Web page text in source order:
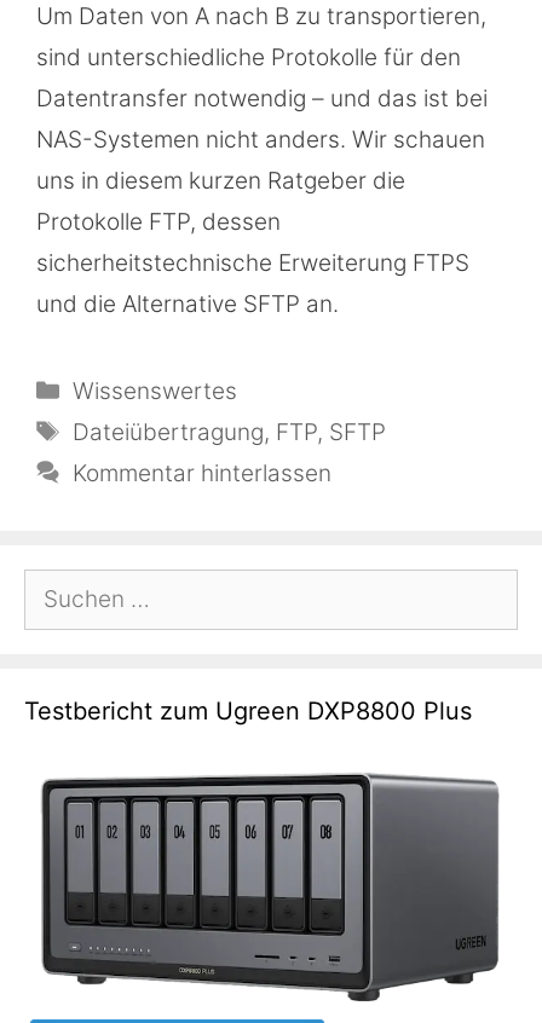
Um Daten von A nach B zu transportieren,
sind unterschiedliche Protokolle für den
Datentransfer notwendig – und das ist bei
NAS-Systemen nicht anders. Wir schauen
uns in diesem kurzen Ratgeber die
Protokolle FTP, dessen
sicherheitstechnische Erweiterung FTPS
und die Alternative SFTP an.
Kategorien
Wissenswertes
Schlagwörter
Dateiübertragung, FTP, SFTP
Kommentar hinterlassen
Suchen
Testbericht zum Ugreen DXP8800 Plus